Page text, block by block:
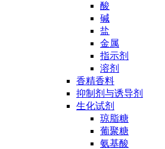
酸
碱
盐
金属
指示剂
溶剂
香精香料
抑制剂与诱导剂
生化试剂
琼脂糖
葡聚糖
氨基酸